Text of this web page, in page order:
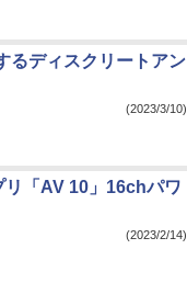
るディスクリートアン
(2023/3/10)
「AV 10」16chパワ
(2023/2/14)